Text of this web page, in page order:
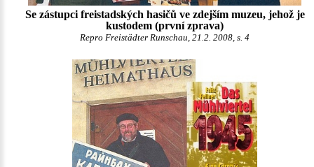
Se zástupci freistadských hasičů ve zdejším muzeu, jehož je
kustodem (první zprava)
Repro Freistädter Runschau, 21.2. 2008, s. 4